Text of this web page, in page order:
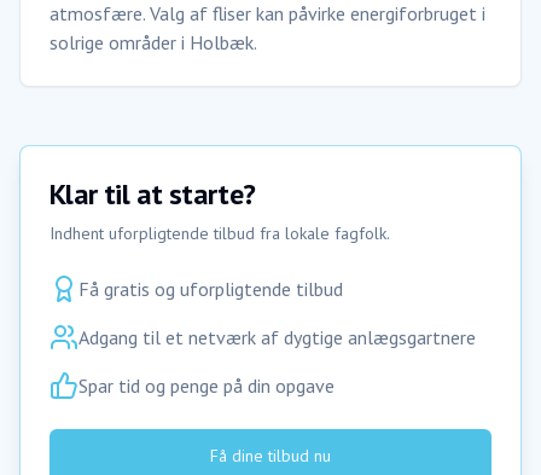
atmosfære. Valg af fliser kan påvirke energiforbruget i
solrige områder i Holbæk.
Klar til at starte?
Indhent uforpligtende tilbud fra lokale fagfolk.
Få gratis og uforpligtende tilbud
Adgang til et netværk af dygtige anlægsgartnere
Spar tid og penge på din opgave
Få dine tilbud nu